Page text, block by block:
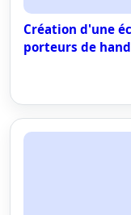
Création d'une
porteurs de